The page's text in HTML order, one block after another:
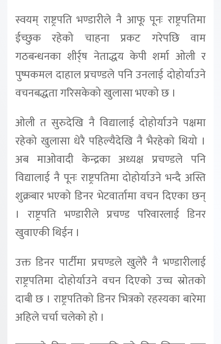
स्वयम् राष्ट्रपति भण्डारीले नै आफू पूनः राष्ट्रपतिमा
ईच्छुक रहेको चाहना प्रकट गरेपछि वाम
गठबन्धनका शीर्र्ष नेताद्धय केपी शर्मा ओली र
पुष्पकमल दाहाल प्रचण्डले पनि उनलाई दोहोर्याउने
वचनबद्धता गरिसकेको खुलासा भएको छ ।
ओली त सुरुदेखि नै विद्यालाई दोहोर्याउने पक्षमा
रहेको खुलासा धेरै पहिल्यैदेखि नै भैरहेको थियो ।
अब माओवादी केन्द्रका अध्यक्ष प्रचण्डले पनि
विद्यालाई नै पूनः राष्ट्रपतिमा दोहोर्याउने भन्दै अस्ति
शुक्रबार भएको डिनर भेटवार्तामा वचन दिएका छन्
। राष्ट्रपति भण्डारीले प्रचण्ड परिवारलाई डिनर
खुवाएकी थिईन ।
उक्त डिनर पार्टीमा प्रचण्डले खुलेरै नै भण्डारीलाई
राष्ट्रपतिमा दोहोर्याउने वचन दिएको उच्च स्रोतको
दाबी छ । राष्ट्रपतिको डिनर भित्रको रहस्यका बारेमा
अहिले चर्चा चलेको हो ।